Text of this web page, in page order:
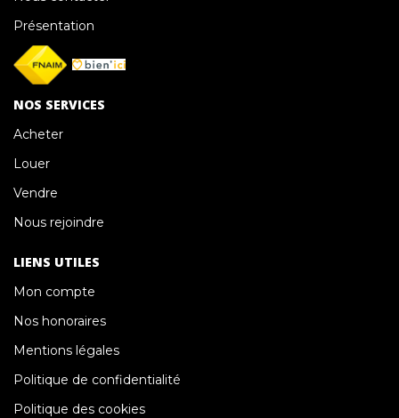
Présentation
NOS SERVICES
Acheter
Louer
Vendre
Nous rejoindre
LIENS UTILES
Mon compte
Nos honoraires
Mentions légales
Politique de confidentialité
Politique des cookies